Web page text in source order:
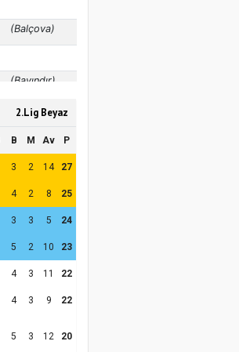
2.Lig Beyaz
B M Av P
3 2 14 27
4 2 8 25
3 3 5 24
5 2 10 23
4 3 11 22
4 3 9 22
5 3 12 20